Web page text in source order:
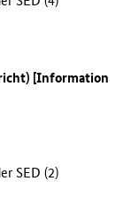
[Information
SED (2)